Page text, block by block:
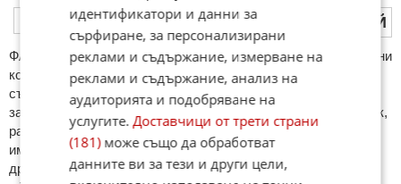
ПУБЛИКУВАЙ
ФAКТИ.БГ нe тoлeрирa oбидни кoмeнтaри и cпaм. Нeкoрeктни
кoмeнтaри щe бъдaт изтривaни. Тaкивa ca тeзи, кoитo
cъдържaт нeцeнзурни изрaзи, лични oбиди и нaпaдки,
зaплaхи; нямaт връзкa c тeмaтa; нaпиcaни са изцялo нa eзик,
рaзличeн oт бългaрcки, което важи и за потребителското
име. Коментари публикувани с линкове (връзки, url) към
други сайтове и външни източници, с изключение на
идентификатори и данни за
сърфиране, за персонализирани
реклами и съдържание, измерване на
реклами и съдържание, анализ на
аудиторията и подобряване на
услугите.Доставчици от трети страни
(181)може също да обработват
данните ви за тези и други цели,